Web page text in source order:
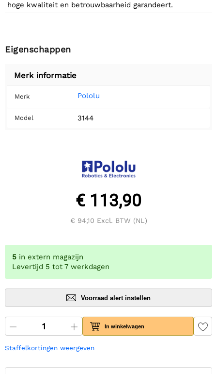
hoge kwaliteit en betrouwbaarheid garandeert.
Eigenschappen
Merk informatie
Merk Pololu
Model 3144
€ 113,90
€ 94,10 Excl. BTW (NL)
5 in extern magazijn
Levertijd 5 tot 7 werkdagen
Voorraad alert instellen
In winkelwagen
Staffelkortingen weergeven